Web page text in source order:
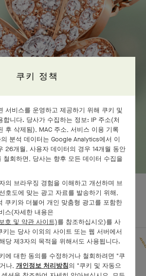
세트 작품 자세히 보기
쿠키 정책
서비스를 운영하고 제공하기 위해 쿠키 및
합니다. 당사가 수집하는 정보: IP 주소(처
후 삭제됨), MAC 주소, 서비스 이용 기록
분석 데이터는 Google Analytics에서 이
26개월, 사용자 데이터의 경우 14개월 동안
철회하면, 당사는 향후 모든 데이터 수집을
의 브라우징 경험을 이해하고 개선하며 브
호도에 맞는 광고 자료를 발송하기 위해,
쿠키와 더불어 개인 맞춤형 광고를 포함한
스(자세한 내용은
호 및 약관 사이트)를 참조하십시오)를 사
키는 당사 이외의 사이트 또는 웹 서버에서
당 제3자의 목적을 위해서도 사용됩니다.
에 대한 동의를 수정하거나 철회하려면 "쿠
나, 개인정보 처리방침의 "쿠키 및 자동으